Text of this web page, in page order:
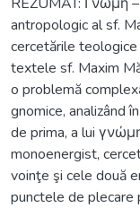
antropologic al sf.
cercetările
textele sf. Maxim
o problemă
gnomice, analizând
de prima, a lui
monoenergist,
voinţe şi cele două
punctele de plecare